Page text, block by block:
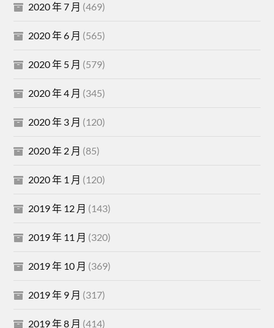
2020 年 7 月 (469)
2020 年 6 月 (565)
2020 年 5 月 (579)
2020 年 4 月 (345)
2020 年 3 月 (120)
2020 年 2 月 (85)
2020 年 1 月 (120)
2019 年 12 月 (143)
2019 年 11 月 (320)
2019 年 10 月 (369)
2019 年 9 月 (317)
2019 年 8 月 (414)